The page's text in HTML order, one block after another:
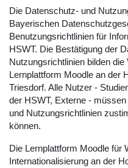
Die Datenschutz- und
Bayerischen
Benutzungsrichtlinien für
HSWT. Die Bestätigung der
Nutzungsrichtlinien bilden
Lernplattform Moodle an der
Triesdorf. Alle Nutzer -
der HSWT, Externe -
und Nutzungsrichtlinien
können.
Die Lernplattform Moodle für
Internationalisierung an der